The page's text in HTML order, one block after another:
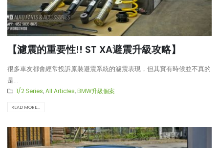
【濾震的重要性!! ST XA避震升級攻略】
很多車友都會經常投訴原裝避震系統的濾震表現，但其實有時候並不真的
是...
1/2 Series,All Articles,BMW升級個案
READ MORE...